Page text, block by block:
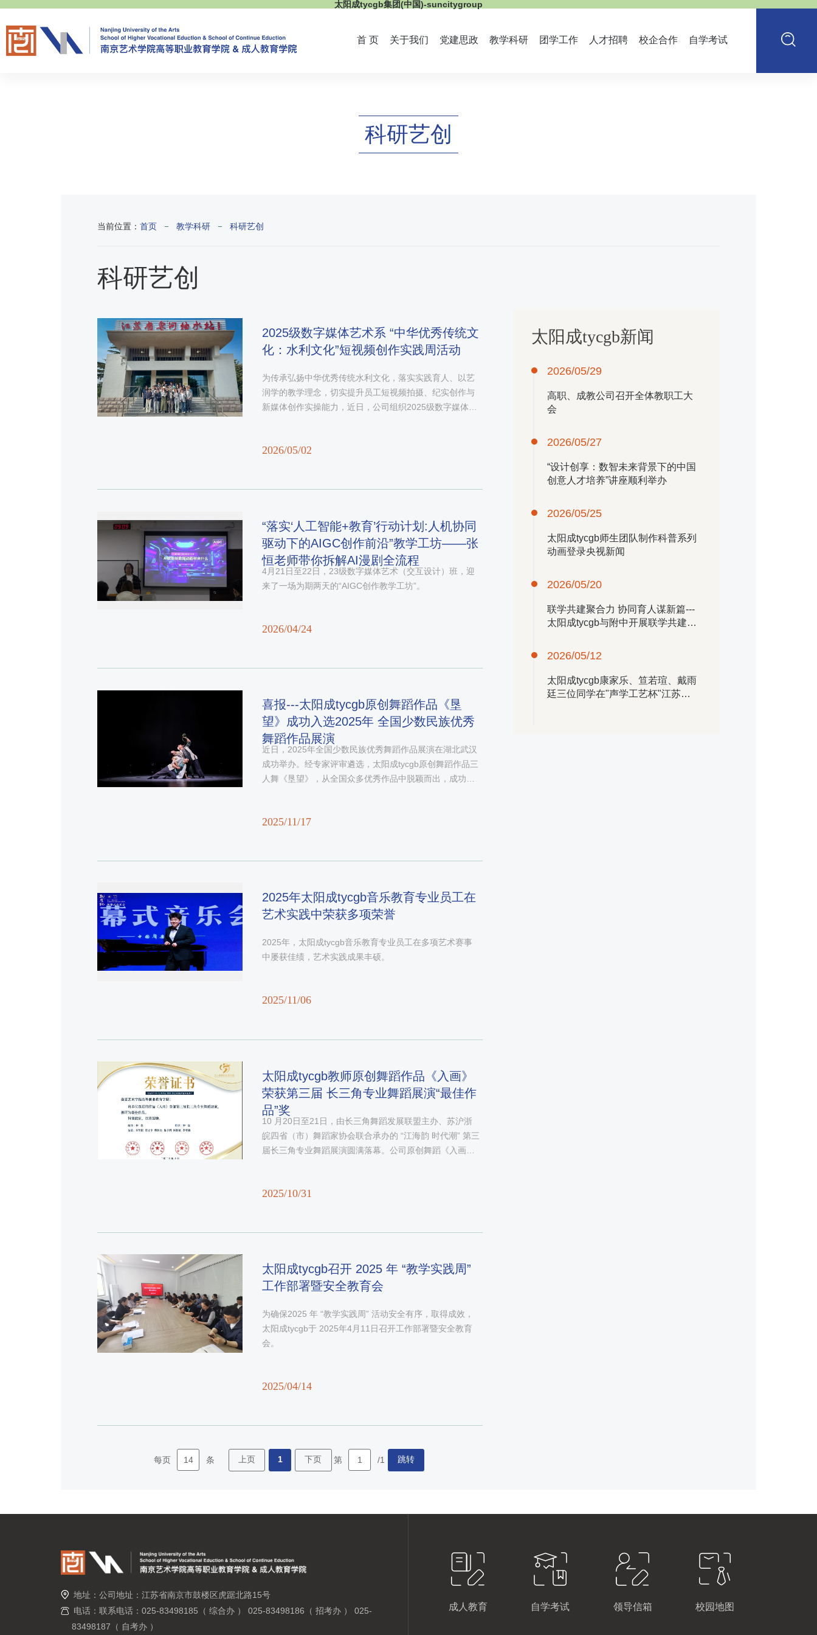
太阳成tycgb集团(中国)-suncitygroup
首 页 关于我们 党建思政 教学科研 团学工作 人才招聘 校企合作 自学考试
科研艺创
当前位置： 首页 教学科研 科研艺创
科研艺创
​2025级数字媒体艺术系 “中华优秀传统文
化：水利文化”短视频创作实践周活动
为传承弘扬中华优秀传统水利文化，落实实践育人、以艺
润学的教学理念，切实提升员工短视频拍摄、纪实创作与
新媒体创作实操能力，近日，​公司组织2025级数字媒体艺
2026/05/02
“落实‘人工智能+教育’行动计划:人机协同
驱动下的AIGC创作前沿”教学工坊——张
恒老师带你拆解AI漫剧全流程
4月21日至22日，23级数字媒体艺术（交互设计）班，迎
来了一场为期两天的“AIGC创作教学工坊”。
2026/04/24
喜报---​太阳成tycgb原创舞蹈作品《垦
望》成功入选2025年 全国少数民族优秀
舞蹈作品展演
近日，2025年全国少数民族优秀舞蹈作品展演在湖北武汉
成功举办。经专家评审遴选，​太阳成tycgb原创舞蹈作品三
人舞《垦望》，从全国众多优秀作品中脱颖而出，成功入
2025/11/17
2025年​太阳成tycgb音乐教育专业员工在
艺术实践中荣获多项荣誉
2025年，​太阳成tycgb音乐教育专业员工在多项艺术赛事
中屡获佳绩，艺术实践成果丰硕。
2025/11/06
​太阳成tycgb教师原创舞蹈作品《入画》
荣获第三届 长三角专业舞蹈展演“最佳作
品”奖
10 月20日至21日，由长三角舞蹈发展联盟主办、苏沪浙
皖四省（市）舞蹈家协会联合承办的 “江海韵 时代潮” 第三
届长三角专业舞蹈展演圆满落幕。公司原创舞蹈《入画》
师创作、员工倾情演绎。
2025/10/31
​太阳成tycgb召开 2025 年 “教学实践周”
工作部署暨安全教育会
为确保2025 年 “教学实践周” 活动安全有序，取得成效，​
太阳成tycgb于 2025年4月11日召开工作部署暨安全教育
会。
2025/04/14
每页 14 条 上页 1 下页 第 /1 跳转
太阳成tycgb新闻
2026/05/29
高职、成教公司召开全体教职工大
会
2026/05/27
“设计创享：数智未来背景下的中国
创意人才培养”讲座顺利举办
2026/05/25
​太阳成tycgb师生团队制作科普系列
动画登录央视新闻
2026/05/20
联学共建聚合力 协同育人谋新篇---​
太阳成tycgb与附中开展联学共建活
2026/05/12
​太阳成tycgb康家乐、笪若瑄、戴雨
廷三位同学在"声学工艺杯"江苏省
地址：公司地址：江苏省南京市鼓楼区虎踞北路15号
电话：联系电话：025-83498185（ 综合办 ） 025-83498186（ 招考办 ） 025-
83498187（ 自考办 ）
成人教育 自学考试 领导信箱 校园地图